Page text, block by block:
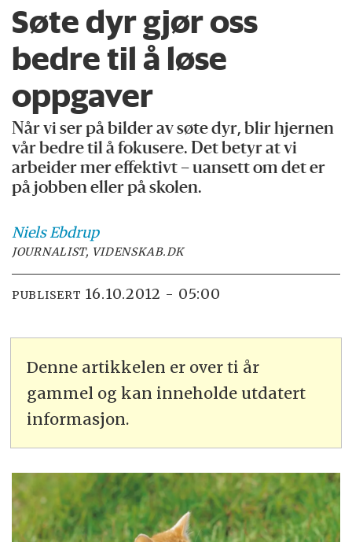
Søte dyr gjør oss
bedre til å løse
oppgaver
Når vi ser på bilder av søte dyr, blir hjernen
vår bedre til å fokusere. Det betyr at vi
arbeider mer effektivt – uansett om det er
på jobben eller på skolen.
NielsEbdrup
JOURNALIST, VIDENSKAB.DK
PUBLISERT 16.10.2012 - 05:00
Denne artikkelen er over ti år
gammel og kan inneholde utdatert
informasjon.